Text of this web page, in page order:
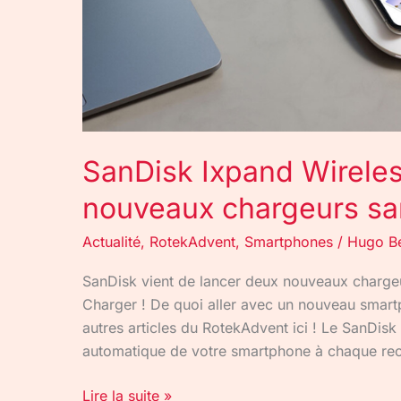
SanDisk Ixpand
nouveaux chargeurs
Actualité, RotekAdvent, Smartphones / Hugo
SanDisk vient de lancer deux nouveaux
Charger ! De quoi aller avec un nouveau
autres articles du RotekAdvent ici ! Le
automatique de votre smartphone à chaque
Lire la suite »